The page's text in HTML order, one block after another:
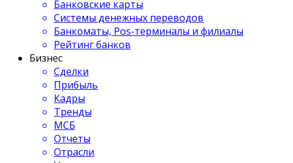
Банковские карты
Системы денежных переводов
Банкоматы, Pos-терминалы и филиалы
Рейтинг банков
Бизнес
Сделки
Прибыль
Кадры
Тренды
МСБ
Отчеты
Отрасли